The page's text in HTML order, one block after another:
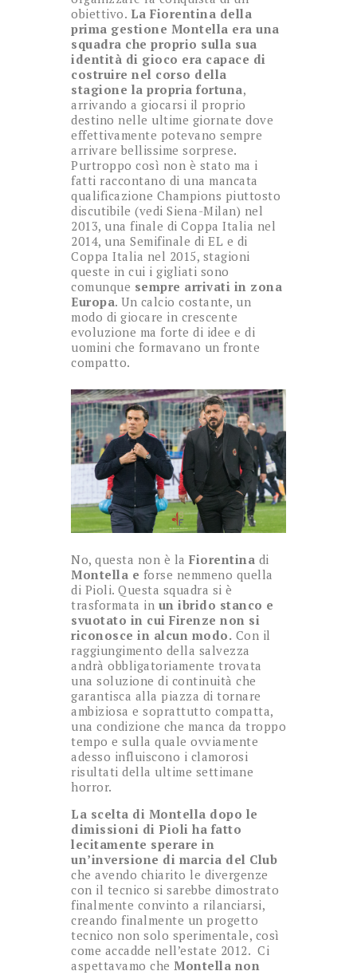
obiettivo. La Fiorentina della
prima gestione Montella era una
squadra che proprio sulla sua
identità di gioco era capace di
costruire nel corso della
stagione la propria fortuna,
arrivando a giocarsi il proprio
destino nelle ultime giornate dove
effettivamente potevano sempre
arrivare bellissime sorprese.
Purtroppo così non è stato ma i
fatti raccontano di una mancata
qualificazione Champions piuttosto
discutibile (vedi Siena-Milan) nel
2013, una finale di Coppa Italia nel
2014, una Semifinale di EL e di
Coppa Italia nel 2015, stagioni
queste in cui i gigliati sono
comunque sempre arrivati in zona
Europa. Un calcio costante, un
modo di giocare in crescente
evoluzione ma forte di idee e di
uomini che formavano un fronte
compatto.
No, questa non è la Fiorentina di
Montella e forse nemmeno quella
di Pioli. Questa squadra si è
trasformata in un ibrido stanco e
svuotato in cui Firenze non si
riconosce in alcun modo. Con il
raggiungimento della salvezza
andrà obbligatoriamente trovata
una soluzione di continuità che
garantisca alla piazza di tornare
ambiziosa e soprattutto compatta,
una condizione che manca da troppo
tempo e sulla quale ovviamente
adesso influiscono i clamorosi
risultati della ultime settimane
horror.
La scelta di Montella dopo le
dimissioni di Pioli ha fatto
lecitamente sperare in
un’inversione di marcia del Club
che avendo chiarito le divergenze
con il tecnico si sarebbe dimostrato
finalmente convinto a rilanciarsi,
creando finalmente un progetto
tecnico non solo sperimentale, così
come accadde nell’estate 2012. Ci
aspettavamo che Montella non